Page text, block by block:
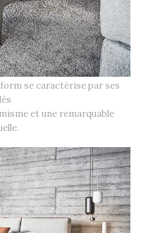
se caractérise par ses
et une remarquable